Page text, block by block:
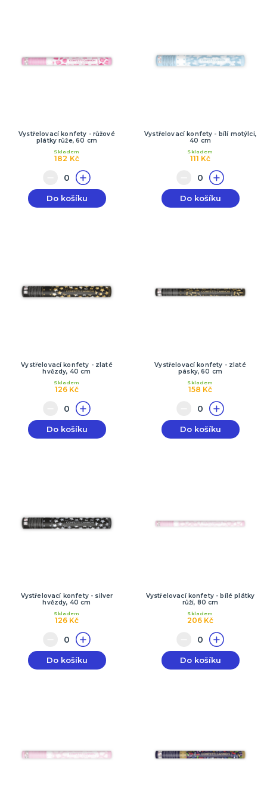
Vystřelovací konfety - růžové
plátky růže, 60 cm
182 Kč
Skladem
Do košíku
Vystřelovací konfety - bílí motýlci,
40 cm
111 Kč
Skladem
Do košíku
Vystřelovací konfety - zlaté
hvězdy, 40 cm
126 Kč
Skladem
Do košíku
Vystřelovací konfety - zlaté
pásky, 60 cm
158 Kč
Skladem
Do košíku
Vystřelovací konfety - silver
hvězdy, 40 cm
126 Kč
Skladem
Do košíku
Vystřelovací konfety - bílé plátky
růží, 80 cm
206 Kč
Skladem
Do košíku